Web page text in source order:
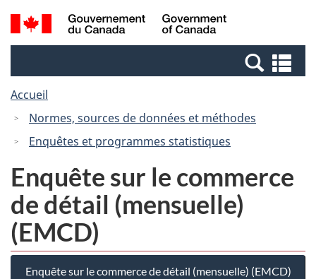
Passer
au
Passer
à
Canada
Recherche
et
et
Accueil
Normes, sources de données et méthodes
Enquêtes et programmes statistiques
Enquête sur le commerce
de détail (mensuelle)
(EMCD)
Enquête sur le commerce de détail (mensuelle) (EMCD)